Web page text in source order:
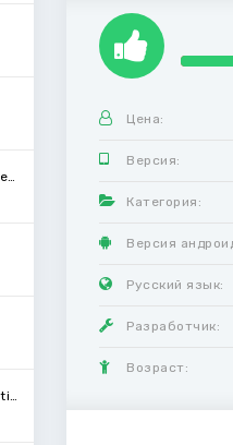
Цена:
Версия:
Категория:
Версия
Русский язык:
Разработчик:
Возраст: